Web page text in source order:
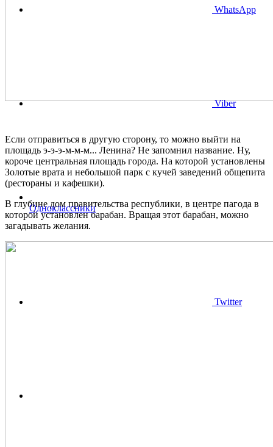
Если отправиться в другую сторону, то можно выйти на
площадь э-э-э-м-м-м... Ленина? Не запомнил название. Ну,
короче центральная площадь города. На которой установлены
Золотые врата и небольшой парк с кучей заведений общепита
(рестораны и кафешки).
В глубине дом правительства республики, в центре пагода в
которой установлен барабан. Вращая этот барабан, можно
загадывать желания.
WhatsApp
Viber
Одноклассники
Twitter